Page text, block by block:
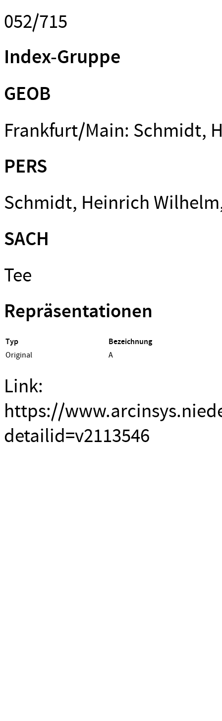
052/715
Index-Gruppe
GEOB
Frankfurt/Main: Schmidt,
PERS
Schmidt, Heinrich
SACH
Tee
Repräsentationen
Typ Bezeichnung
Original A
Link:
https://
detailid=v2113546